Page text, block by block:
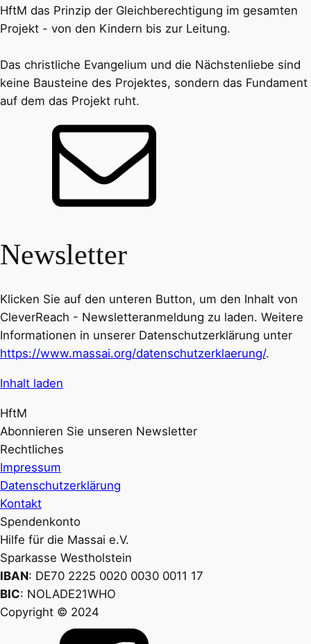
HftM das Prinzip der Gleichberechtigung im gesamten
Projekt - von den Kindern bis zur Leitung.
Das christliche Evangelium und die Nächstenliebe sind
keine Bausteine des Projektes, sondern das Fundament
auf dem das Projekt ruht.
Newsletter
Klicken Sie auf den unteren Button, um den Inhalt von
CleverReach - Newsletteranmeldung zu laden. Weitere
Informationen in unserer Datenschutzerklärung unter
https://www.massai.org/datenschutzerklaerung/.
Inhalt laden
HftM
Abonnieren Sie unseren Newsletter
Rechtliches
Impressum
Datenschutzerklärung
Kontakt
Spendenkonto
Hilfe für die Massai e.V.
Sparkasse Westholstein
IBAN: DE70 2225 0020 0030 0011 17
BIC: NOLADE21WHO
Copyright © 2024